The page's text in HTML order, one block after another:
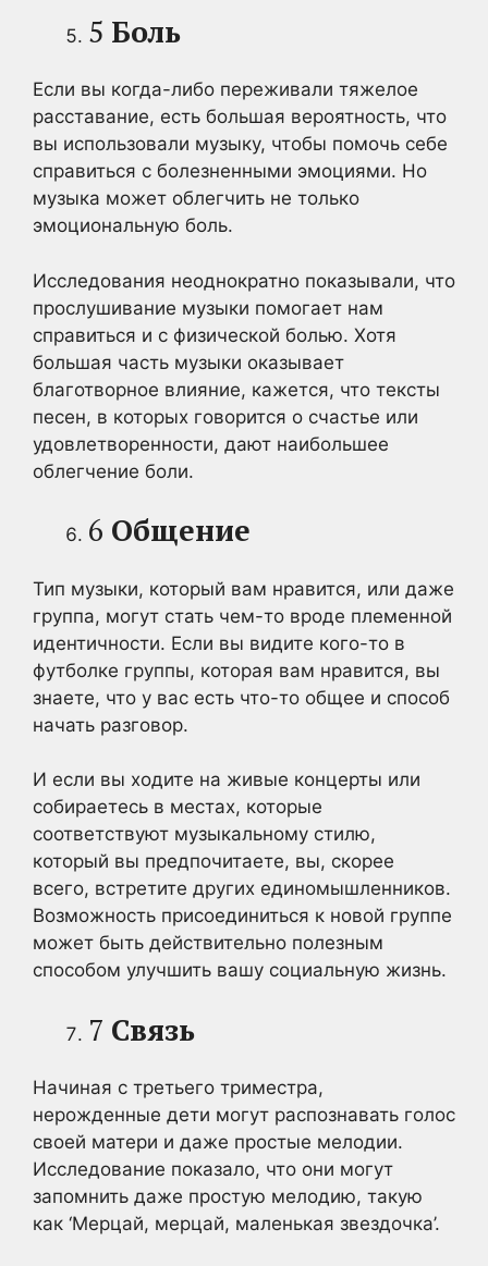
5 Боль
Если вы когда-либо переживали тяжелое
расставание, есть большая вероятность, что
вы использовали музыку, чтобы помочь себе
справиться с болезненными эмоциями. Но
музыка может облегчить не только
эмоциональную боль.
Исследования неоднократно показывали, что
прослушивание музыки помогает нам
справиться и с физической болью. Хотя
большая часть музыки оказывает
благотворное влияние, кажется, что тексты
песен, в которых говорится о счастье или
удовлетворенности, дают наибольшее
облегчение боли.
6 Общение
Тип музыки, который вам нравится, или даже
группа, могут стать чем-то вроде племенной
идентичности. Если вы видите кого-то в
футболке группы, которая вам нравится, вы
знаете, что у вас есть что-то общее и способ
начать разговор.
И если вы ходите на живые концерты или
собираетесь в местах, которые
соответствуют музыкальному стилю,
который вы предпочитаете, вы, скорее
всего, встретите других единомышленников.
Возможность присоединиться к новой группе
может быть действительно полезным
способом улучшить вашу социальную жизнь.
7 Связь
Начиная с третьего триместра,
нерожденные дети могут распознавать голос
своей матери и даже простые мелодии.
Исследование показало, что они могут
запомнить даже простую мелодию, такую
как ‘Мерцай, мерцай, маленькая звездочка’.